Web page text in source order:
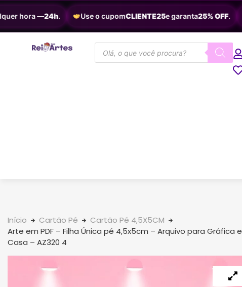
hora —24h. Use o cupomCLIENTE25e garanta25% OFF.
Início Cartão Pé
Cartão Pé 4,5X5CM
Arte em PDF – Filha Única pé 4,5x5cm – Arquivo para Gráfica e
Casa – AZ320 4